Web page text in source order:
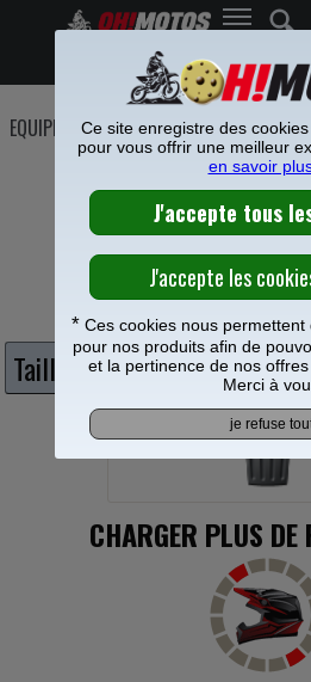
Frais de port offerts à
EQUIPEMENT PILOTE>Casques cross>
CASQUE UFO
Choisissez
CHARGER PLUS DE
Ce site enregistre des
pour vous offrir une meilleur
en savoir
* Ces cookies nous
pour nos produits afin de
et la pertinence de nos
Merci à